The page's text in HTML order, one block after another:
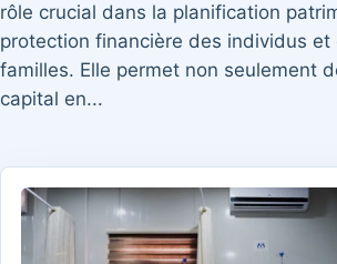
rôle crucial dans la planification
protection financière des individus et
familles. Elle permet non seulement
capital en...